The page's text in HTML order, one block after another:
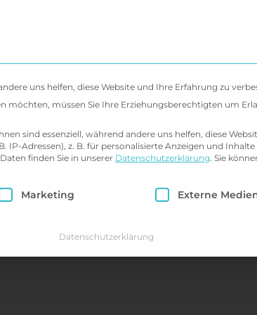
& Behandlung Seminare
uns helfen, diese Website und Ihre Erfahrung zu
möchten, müssen Sie Ihre Erziehungsberechtigten um
sind essenziell, während andere uns helfen, diese
IP-Adressen), z. B. für personalisierte Anzeigen und
finden Sie in unserer Datenschutzerklärung. Sie
erteilt werden kann. Die
Marketing Externe
Datenschutzerklärung